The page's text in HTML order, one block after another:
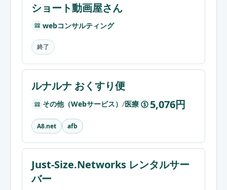
ショート動画屋さん
webコンサルティング
終了
ルナルナ おくすり便
その他（Webサービス） /医療 $ 5,076円
A8.net afb
Just-Size.Networks レンタルサー
バー